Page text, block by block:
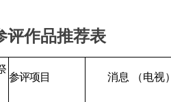
评作品推荐表
参评项目 消息 （电视）